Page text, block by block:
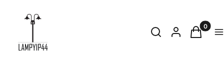
Otwórz
SzukajZaloguj sięKoszyk